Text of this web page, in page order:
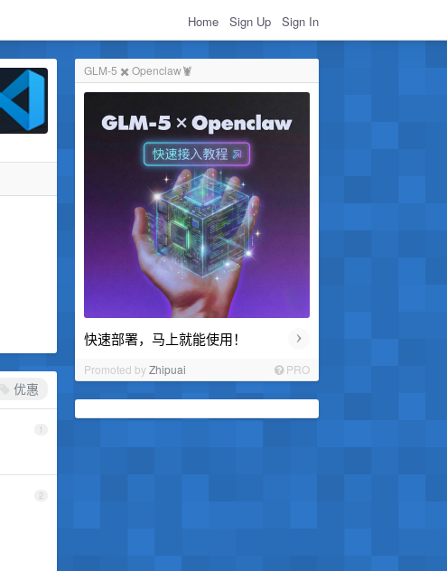
Home Sign Up Sign In
GLM-5 ✖️ Openclaw🦞
快速部署，马上就能使用！ ›
Promoted byZhipuai PRO
优惠
1
2